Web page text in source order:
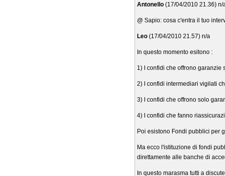
Antonello (17/04/2010 21.36) n/
@ Sapio: cosa c'entra il tuo
Leo (17/04/2010 21.57) n/a
In questo momento esitono :
1) I confidi che offrono garanzie
2) I confidi intermediari vigilati
3) I confidi che offrono solo
4) I confidi che fanno
Poi esistono Fondi pubblici per
Ma ecco l'istituzione di fondi
direttamente alle banche di
In questo marasma tutti a